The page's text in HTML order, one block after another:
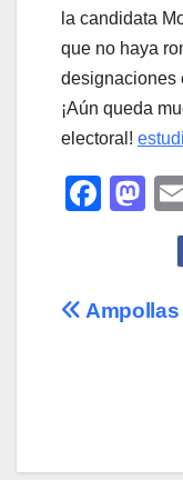
la candidata
que no haya
designaciones
¡Aún queda
electoral!
F
e
b
M
o
Ampollas